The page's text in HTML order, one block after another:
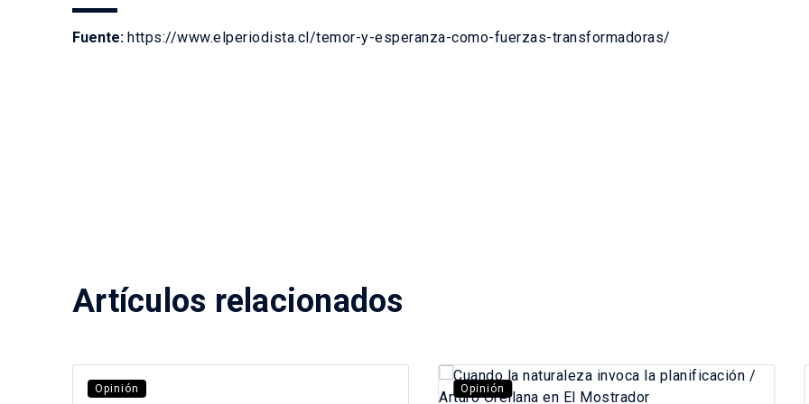
Fuente: https://www.elperiodista.cl/temor-y-esperanza-como-fuerzas-transformadoras/
Artículos relacionados
Opinión Opinión